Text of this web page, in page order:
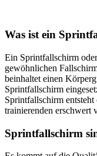
Was ist ein
Ein Sprintfallschirm
gewöhnlichen
beinhaltet einen
Sprintfallschirm
Sprintfallschirm
trainierenden erschwert
Sprintfallschirm